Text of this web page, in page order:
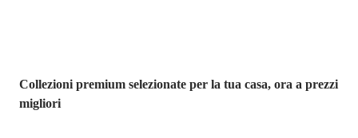
Collezioni premium selezionate per la tua casa, ora a prezzi
migliori